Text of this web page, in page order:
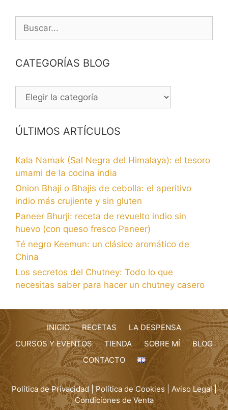
CATEGORÍAS BLOG
CATEGORÍAS
BLOG
ÚLTIMOS ARTÍCULOS
Kala Namak (Sal Negra del Himalaya): el tesoro
umami de la cocina india
Onion Bhaji o Bhajis de cebolla: el aperitivo
indio más crujiente y sin gluten
Paneer Bhurji: receta de revuelto indio sin
huevo (con queso fresco Paneer)
Té negro Keemun: un clásico aromático de
China
Los secretos del Chutney: Todo lo que
necesitas saber para hacer un chutney casero
INICIO RECETAS
LA DESPENSA
CURSOS Y EVENTOS
TIENDA SOBRE MÍ
BLOG
CONTACTO
Política de Privacidad|Política de Cookies Aviso Legal|
Condiciones de Venta